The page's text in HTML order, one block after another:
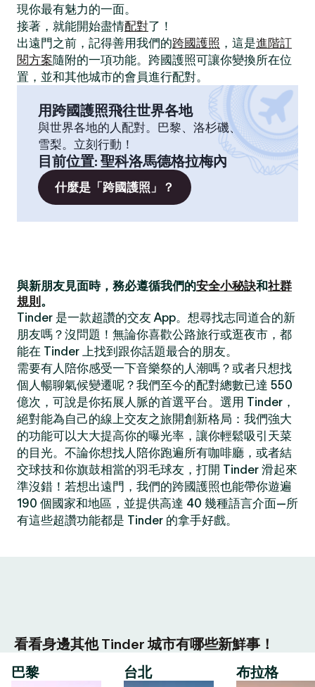
現你最有魅力的一面。
接著，就能開始盡情配對了！
出遠門之前，記得善用我們的跨國護照 ，這是進階訂
閱方案隨附的一項功能。跨國護照可讓你變換所在位
置，並和其他城市的會員進行配對。
用跨國護照飛往世界各地
與世界各地的人配對。巴黎、洛杉磯、
雪梨。立刻行動！
目前位置: 聖科洛馬德格拉梅內
什麼是「跨國護照」？
與新朋友見面時，務必遵循我們的安全小秘訣和社群
規則 。
Tinder 是一款超讚的交友 App。想尋找志同道合的新
朋友嗎？沒問題！無論你喜歡公路旅行或逛夜市，都
能在 Tinder 上找到跟你話題最合的朋友。
需要有人陪你感受一下音樂祭的人潮嗎？或者只想找
個人暢聊氣候變遷呢？我們至今的配對總數已達 550
億次，可說是你拓展人脈的首選平台。選用 Tinder，
絕對能為自己的線上交友之旅開創新格局：我們強大
的功能可以大大提高你的曝光率，讓你輕鬆吸引天菜
的目光。不論你想找人陪你跑遍所有咖啡廳，或者結
交球技和你旗鼓相當的羽毛球友，打開 Tinder 滑起來
準沒錯！若想出遠門，我們的跨國護照也能帶你遊遍
190 個國家和地區，並提供高達 40 幾種語言介面—所
有這些超讚功能都是 Tinder 的拿手好戲。
看看身邊其他 Tinder 城市有哪些新鮮事！
巴黎
台北 布拉格